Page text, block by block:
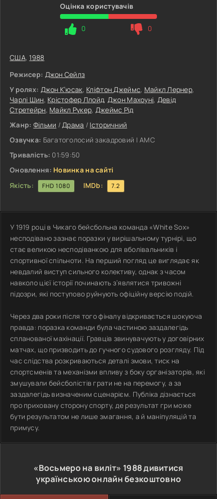
Оцінка користувачів
0 0
США,1988
Режисер: Джон Сейлз
У ролях: Джон К’юсак, Кліфтон Джеймс, Майкл Лернер,
Чарлі Шин, Крістофер Ллойд, Джон Махоуні, Девід
Стретейрн, Майкл Рукер, Джеймс Рід
Жанр: Фільми /Драма / Історичний
Озвучка: Багатоголосий закадровий | АМС
Тривалість: 01:59:50
Оновлення: Новинка на сайті
Якість:
FHD 1080 IMDb: 7.2
У 1919 році в Чикаго бейсбольна команда «White Sox»
несподівано зазнає поразки у вирішальному турнірі, що
стає великою несподіванкою для вболівальників і
спортивної спільноти. На перший погляд це виглядає як
невдалий виступ сильного колективу, однак з часом
навколо цієї історії починають з’являтися тривожні
підозри, які поступово руйнують офіційну версію подій.
Через два роки після того фіналу відкривається шокуюча
правда: поразка команди була частиною заздалегідь
спланованої махінації. Гравців звинувачують у договірних
матчах, що призводить до гучного судового розгляду. Під
час слідства розкриваються деталі змови, тиск на
спортсменів та механізми впливу з боку організаторів, які
змушували бейсболістів грати не на перемогу, а за
заздалегідь визначеним сценарієм. Публіка дізнається
про приховану сторону спорту, де результат гри може
бути результатом не лише змагання, а й маніпуляцій та
примусу.
«Восьмеро на виліт» 1988дивитися
українською онлайн безкоштовно